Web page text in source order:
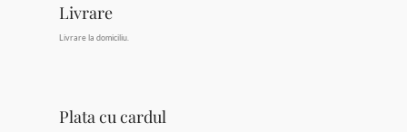
Livrare
Livrare la domiciliu.
Plata cu cardul